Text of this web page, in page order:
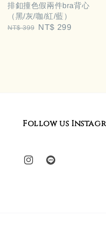
排釦撞色假兩件bra背心
（黑/灰/咖/紅/藍）
Regular
NT$ 399 Sale
NT$ 299
Follow us